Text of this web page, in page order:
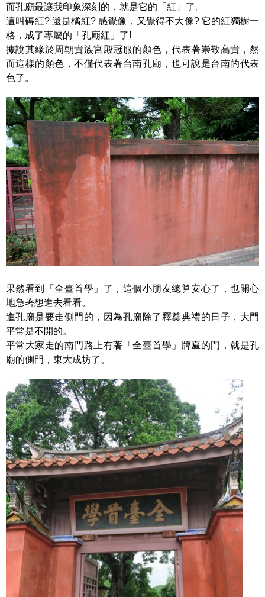
而孔廟最讓我印象深刻的，就是它的「紅」了。
這叫磚紅? 還是橘紅? 感覺像，又覺得不大像? 它的紅獨樹一
格，成了專屬的「孔廟紅」了!
據說其緣於周朝貴族宮殿冠服的顏色，代表著崇敬高貴，然
而這樣的顏色，不僅代表著台南孔廟，也可說是台南的代表
色了。
果然看到「全臺首學」了，這個小朋友總算安心了，也開心
地急著想進去看看。
進孔廟是要走側門的，因為孔廟除了釋奠典禮的日子，大門
平常是不開的。
平常大家走的南門路上有著「全臺首學」牌匾的門，就是孔
廟的側門，東大成坊了。